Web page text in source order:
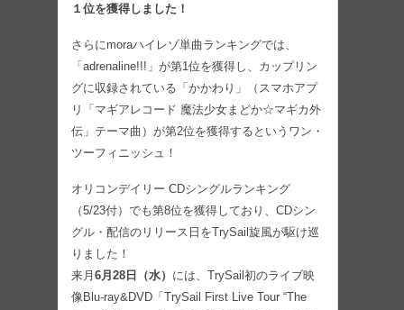
１位を獲得しました！
さらにmoraハイレゾ単曲ランキングでは、
「adrenaline!!!」が第1位を獲得し、カップリン
グに収録されている「かかわり」（スマホアプ
リ「マギアレコード 魔法少女まどか☆マギカ外
伝」テーマ曲）が第2位を獲得するというワン・
ツーフィニッシュ！
オリコンデイリー CDシングルランキング
（5/23付）でも第8位を獲得しており、CDシン
グル・配信のリリース日をTrySail旋風が駆け巡
りました！
来月 6月28日（水） には、TrySail初のライブ映
像Blu-ray&DVD「TrySail First Live Tour “The